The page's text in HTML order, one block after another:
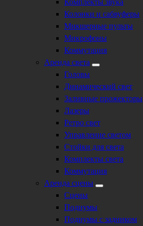
Колонки и сабвуферы
Микшерные пульты
Микрофоны
Коммутация
Аренда света
Головы
Динамический свет
Заливные прожекторы
Лазеры
Ретро свет
Управление светом
Стойки для света
Комплекты света
Коммутация
Аренда сцены
Сцены
Подиумы
Подиумы с задником